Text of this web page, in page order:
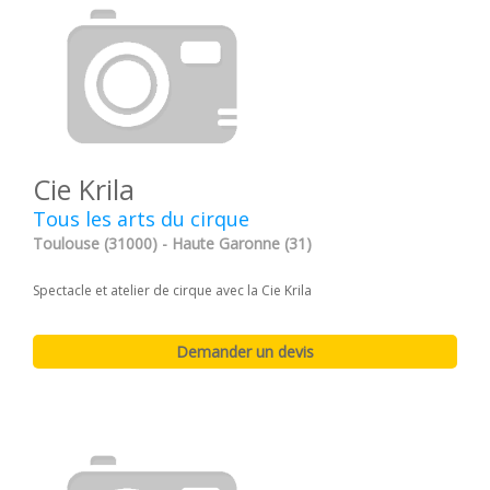
Cie Krila
Tous les arts du cirque
Toulouse (31000) - Haute Garonne (31)
Spectacle et atelier de cirque avec la Cie Krila